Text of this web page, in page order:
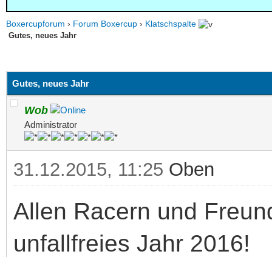
Boxercupforum › Forum Boxercup › Klatschspalte
Gutes, neues Jahr
Gutes, neues Jahr
Wob
Administrator
31.12.2015, 11:25 Oben
Allen Racern und
unfallfreies Jahr 2016!